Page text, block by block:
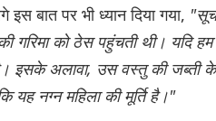
इस बात पर भी ध्यान दिया गया,
गरिमा को ठेस पहुंचती थी। यदि
इसके अलावा, उस वस्तु की जब्ती
यह नग्न महिला की मूर्ति है।"